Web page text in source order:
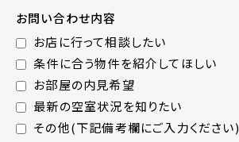
お問い合わせ内容
お店に行って相談したい
条件に合う物件を紹介してほしい
お部屋の内見希望
最新の空室状況を知りたい
その他(下記備考欄にご入力ください)